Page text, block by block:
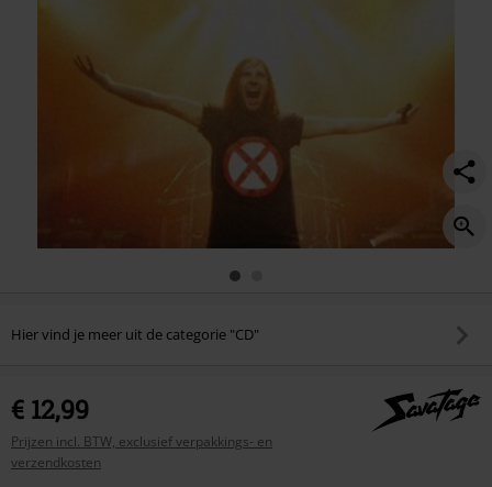
Hier vind je meer uit de categorie "CD"
€ 12,99
Prijzen incl. BTW, exclusief verpakkings- en
verzendkosten